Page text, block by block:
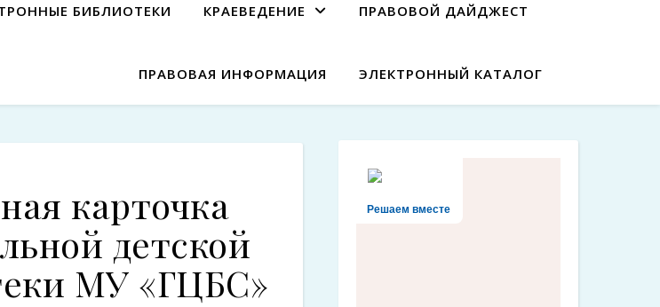
БИБЛИОТЕКИ КРАЕВЕДЕНИЕ ПРАВОВОЙ ДАЙДЖЕСТ
ПРАВОВАЯ ИНФОРМАЦИЯ ЭЛЕКТРОННЫЙ КАТАЛОГ
карточка
детской
МУ «ГЦБС»
Решаем вместе